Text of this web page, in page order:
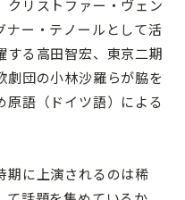
クリストファー・ヴェン
ナー・テノールとして活
する高田智宏、東京二期
劇団の小林沙羅らが脇を
原語（ドイツ語）による
期に上演されるのは稀